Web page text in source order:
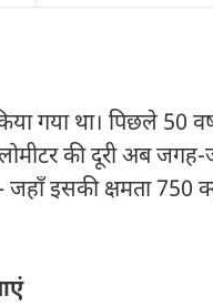
गया था। पिछले 50
की दूरी अब जगह-
इसकी क्षमता 750